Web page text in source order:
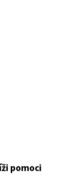
pomoci